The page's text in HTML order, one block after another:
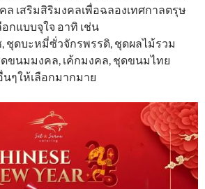
ล เสริมสิริมงคลเพื่อฉลองเทศกาลตรุษ
กแบบจุใจ อาทิ เช่น
ชุดบะหมี่ซั่วจักรพรรดิ, ชุดผลไม้รวม
ขนมมงคล, เค้กมงคล, ชุดขนมไทย
ๆให้เลือกมากมาย